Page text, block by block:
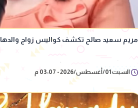
مريم سعيد صالح تكشف كواليس زواج والدها 11 مرة
السبت 01/أغسطس/2026 - 03:07 م